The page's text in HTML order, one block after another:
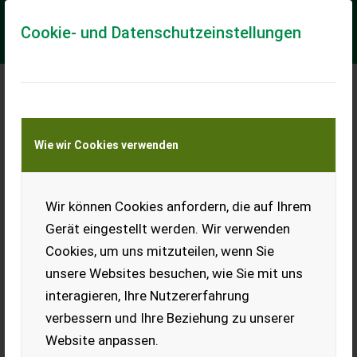
Cookie- und Datenschutzeinstellungen
Wie wir Cookies verwenden
Wir können Cookies anfordern, die auf Ihrem
Gerät eingestellt werden. Wir verwenden
Cookies, um uns mitzuteilen, wenn Sie
unsere Websites besuchen, wie Sie mit uns
interagieren, Ihre Nutzererfahrung
verbessern und Ihre Beziehung zu unserer
Website anpassen.
Meine Transportkostenanfrage
Transport von Land- und Baumaschinen –
KEINE Tiertransporte
Husqvarna Hosenträger mit Lederschlaufen
Husqvarna Hosenträger mit Lederschlaufen, extra breit,
verstellbare Länge, zu passende Modelle: Bundhose Technical
Extreme, Schnittschutzhose Techn...
EUR 32 inkl. 20 % MwSt.